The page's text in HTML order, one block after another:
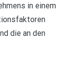
in einem
die an den